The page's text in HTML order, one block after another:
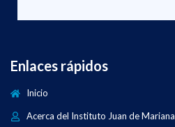
Enlaces rápidos
Inicio
Acerca del Instituto Juan de Mariana